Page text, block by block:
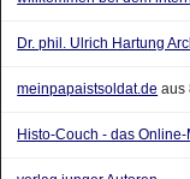
Dr. phil. Ulrich Hartung
meinpapaistsoldat.de aus
Histo-Couch - das